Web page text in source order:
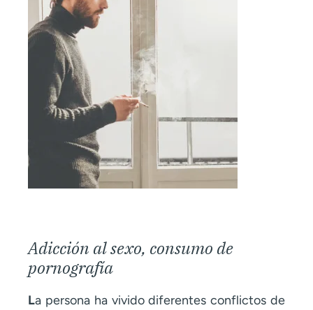
Adicción al sexo, consumo de
pornografía
La persona ha vivido diferentes conflictos de